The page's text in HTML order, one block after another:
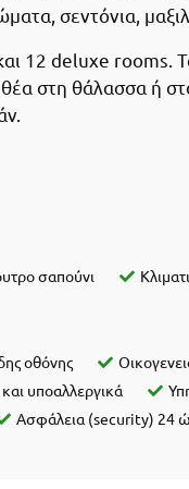
σεντόνια,
12 deluxe
στη θάλασσα ή
σαπούνι
οθόνης
υποαλλεργικά
Ασφάλεια (security) 24